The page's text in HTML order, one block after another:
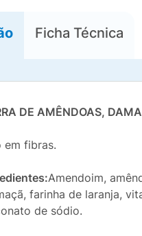
Ficha Técnica
DE AMÊNDOAS,
em fibras.
Amendoim,
farinha de laranja,
de sódio.